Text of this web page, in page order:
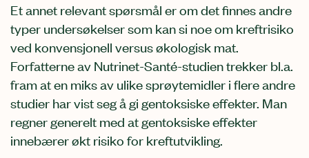
Et annet relevant spørsmål er om det finnes andre
typer undersøkelser som kan si noe om kreftrisiko
ved konvensjonell versus økologisk mat.
Forfatterne av Nutrinet-Santé-studien trekker bl.a.
fram at en miks av ulike sprøytemidler i flere andre
studier har vist seg å gi gentoksiske effekter. Man
regner generelt med at gentoksiske effekter
innebærer økt risiko for kreftutvikling.